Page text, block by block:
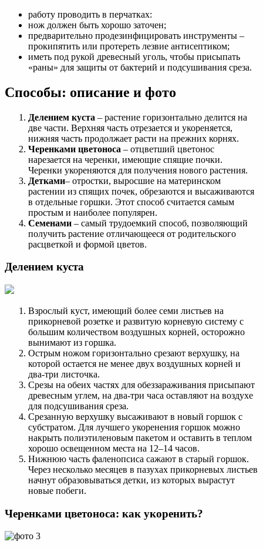
работу проводить в перчатках:
нож должен быть хорошо заточен;
предварительно продезинфицировать инструменты –
прокипятить или протереть лезвие антисептиком;
иметь под рукой древесный уголь, чтобы присыпать
«раны» для защиты от бактерий и подсушивания среза.
Способы: описание и фото
Делением куста – растение горизонтально делится на
две части. Верхняя часть отрезается и укореняется,
нижняя часть продолжает расти на прежних корнях.
Черенками цветоноса – отцветший цветонос
нарезается на черенки, имеющие спящие почки.
Черенки укореняются для получения нового растения.
Детками– отростки, выросшие на материнском
растении из спящих почек, обрезаются и высаживаются
в отдельные горшки. Этот способ считается самым
простым и наиболее популярен.
Семенами – самый трудоемкий способ, позволяющий
получить растение отличающееся от родительского
расцветкой и формой цветов.
Делением куста
Взрослый куст, имеющий более семи листьев на
прикорневой розетке и развитую корневую систему с
большим количеством воздушных корней, осторожно
вынимают из горшка.
Острым ножом горизонтально срезают верхушку, на
которой остается не менее двух воздушных корней и
два-три листочка.
Срезы на обеих частях для обеззараживания присыпают
древесным углем, на два-три часа оставляют на воздухе
для подсушивания среза.
Срезанную верхушку высаживают в новый горшок с
субстратом. Для лучшего укоренения горшок можно
накрыть полиэтиленовым пакетом и оставить в теплом
хорошо освещенном места на 12–14 часов.
Нижнюю часть фаленопсиса сажают в старый горшок.
Через несколько месяцев в пазухах прикорневых листьев
начнут образовываться детки, из которых вырастут
новые побеги.
Черенками цветоноса: как укоренить?